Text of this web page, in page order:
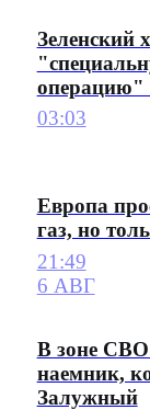
Зеленский
операцию"
03:03
Европа
газ, но
21:49
6 АВГ
В зоне СВО
наемник,
Залужный